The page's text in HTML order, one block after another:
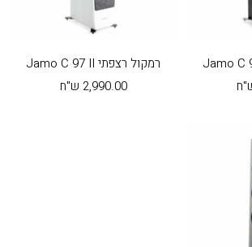
רמקול רצפתי Jamo C 97 II
מחיר
2,990.00 ש"ח